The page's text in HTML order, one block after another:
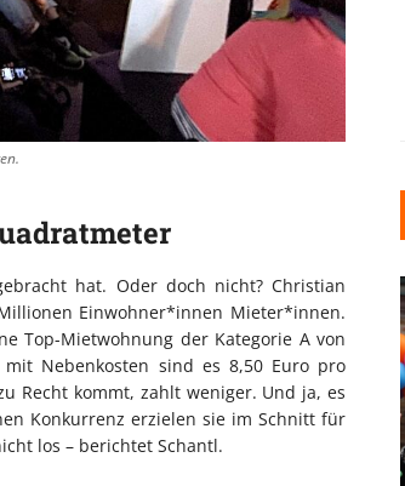
hat. Oder doch nicht? Christian
Einwohner*innen Mieter*innen.
Top-Mietwohnung der Kategorie A von
Nebenkosten sind es 8,50 Euro pro
Recht kommt, zahlt weniger. Und ja, es
Konkurrenz erzielen sie im Schnitt für
los – berichtet Schantl.
INDUSTRIELLER CHIC: WIE